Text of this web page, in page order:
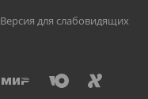
Версия для слабовидящих